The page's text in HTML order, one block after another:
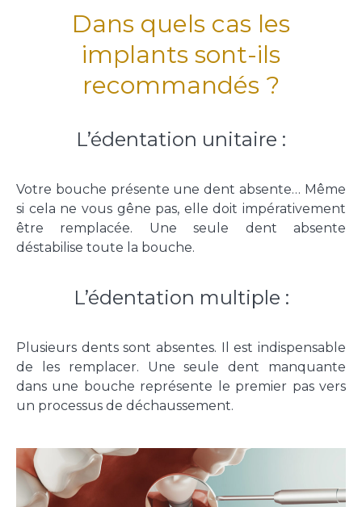
Dans quels cas les
implants sont-ils
recommandés ?
L’édentation unitaire :
Votre bouche présente une dent absente… Même
si cela ne vous gêne pas, elle doit impérativement
être remplacée. Une seule dent absente
déstabilise toute la bouche.
L’édentation multiple :
Plusieurs dents sont absentes. Il est indispensable
de les remplacer. Une seule dent manquante
dans une bouche représente le premier pas vers
un processus de déchaussement.